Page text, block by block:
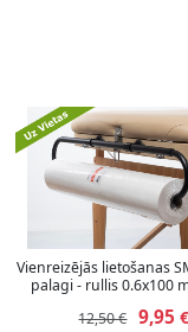
Vienreizējās lietošanas
palagi - rullis 0.6x100
12,50 € 9,95 €